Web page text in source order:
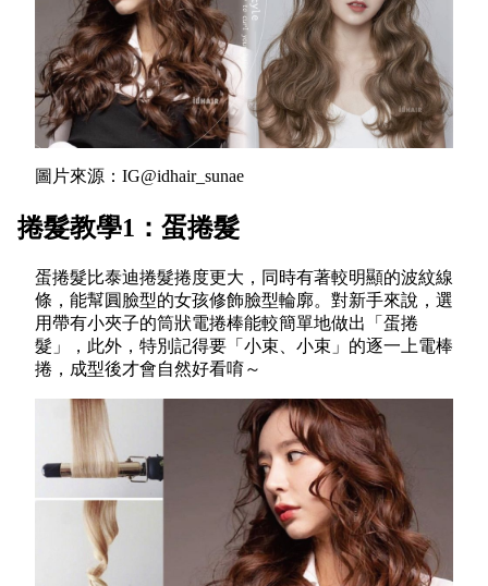
圖片來源：IG@idhair_sunae
捲髮教學1：蛋捲髮
蛋捲髮比泰迪捲髮捲度更大，同時有著較明顯的波紋線
條，能幫圓臉型的女孩修飾臉型輪廓。對新手來說，選
用帶有小夾子的筒狀電捲棒能較簡單地做出「蛋捲
髮」，此外，特別記得要「小束、小束」的逐一上電棒
捲，成型後才會自然好看唷～